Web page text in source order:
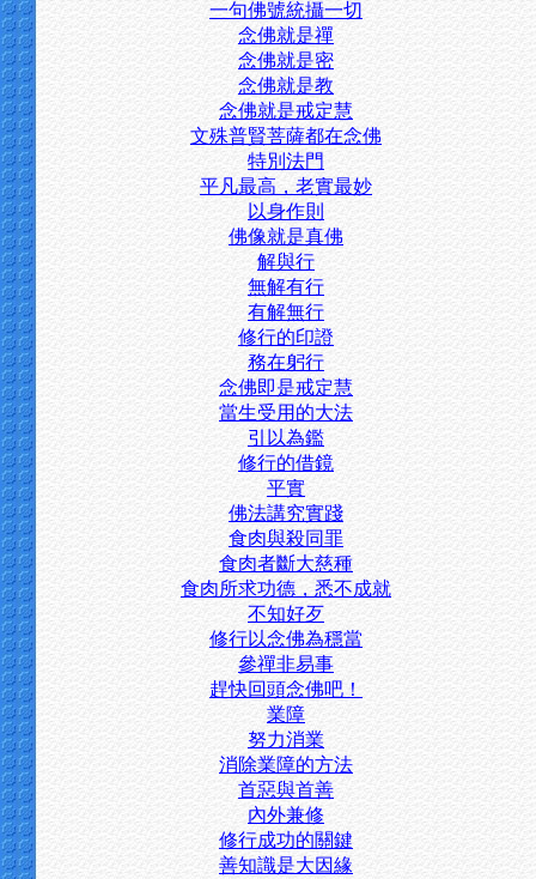
一句佛號統攝一切
念佛就是禪
念佛就是密
念佛就是教
念佛就是戒定慧
文殊普賢菩薩都在念佛
特別法門
平凡最高，老實最妙
以身作則
佛像就是真佛
解與行
無解有行
有解無行
修行的印證
務在躬行
念佛即是戒定慧
當生受用的大法
引以為鑑
修行的借鏡
平實
佛法講究實踐
食肉與殺同罪
食肉者斷大慈種
食肉所求功德，悉不成就
不知好歹
修行以念佛為穩當
參禪非易事
趕快回頭念佛吧！
業障
努力消業
消除業障的方法
首惡與首善
內外兼修
修行成功的關鍵
善知識是大因緣